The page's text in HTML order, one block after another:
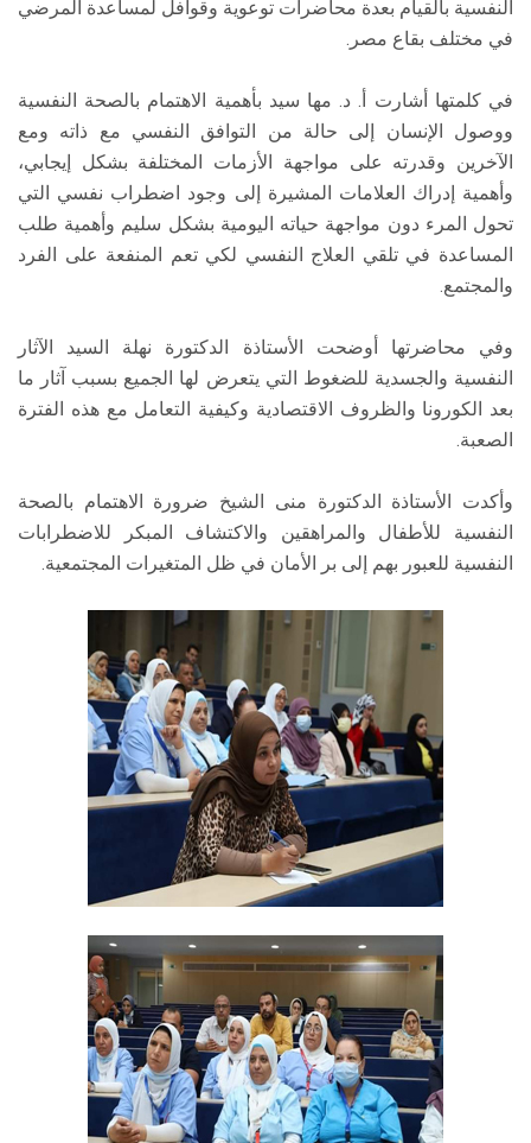
النفسية بالقيام بعدة محاضرات توعوية وقوافل لمساعدة المرضي
في مختلف بقاع مصر.
في كلمتها أشارت أ. د. مها سيد بأهمية الاهتمام بالصحة النفسية
ووصول الإنسان إلى حالة من التوافق النفسي مع ذاته ومع
الآخرين وقدرته على مواجهة الأزمات المختلفة بشكل إيجابي،
وأهمية إدراك العلامات المشيرة إلى وجود اضطراب نفسي التي
تحول المرء دون مواجهة حياته اليومية بشكل سليم وأهمية طلب
المساعدة في تلقي العلاج النفسي لكي تعم المنفعة على الفرد
والمجتمع.
وفي محاضرتها أوضحت الأستاذة الدكتورة نهلة السيد الآثار
النفسية والجسدية للضغوط التي يتعرض لها الجميع بسبب آثار ما
بعد الكورونا والظروف الاقتصادية وكيفية التعامل مع هذه الفترة
الصعبة.
وأكدت الأستاذة الدكتورة منى الشيخ ضرورة الاهتمام بالصحة
النفسية للأطفال والمراهقين والاكتشاف المبكر للاضطرابات
النفسية للعبور بهم إلى بر الأمان في ظل المتغيرات المجتمعية.